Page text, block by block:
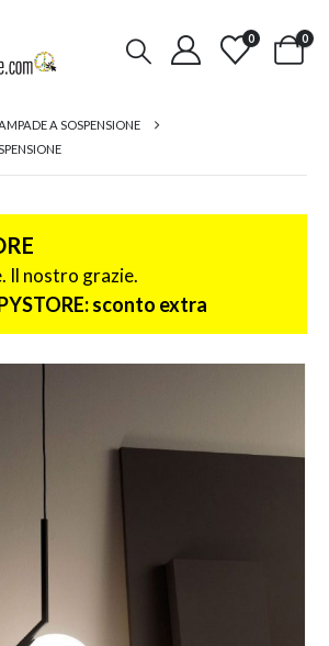
0 0
A SOSPENSIONE
Il nostro grazie.
sconto extra